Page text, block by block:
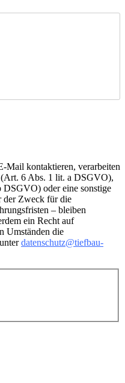
Mail kontaktieren, verarbeiten
(Art. 6 Abs. 1 lit. a DSGVO),
DSGVO) oder eine sonstige
der Zweck für die
– bleiben
ein Recht auf
Umständen die
datenschutz@tiefbau-